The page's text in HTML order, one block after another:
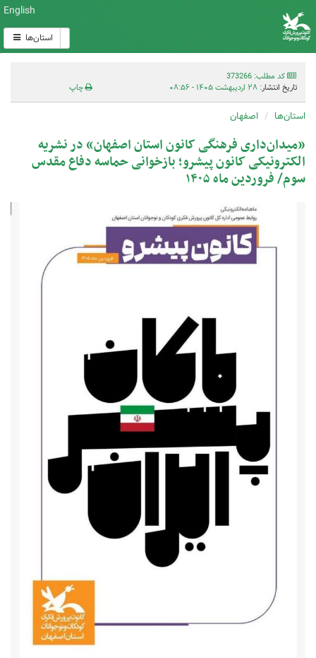
English
استان‌ها
کد مطلب: 373266
تاریخ انتشار: ۲۸ اردیبهشت ۱۴۰۵ - ۰۸:۵۶ چاپ
استان‌ها اصفهان
«میدان‌داری فرهنگی کانون استان اصفهان» در نشریه
الکترونیکی کانون پیشرو؛ بازخوانی حماسه دفاع مقدس
سوم/ فروردین ماه ۱۴۰۵